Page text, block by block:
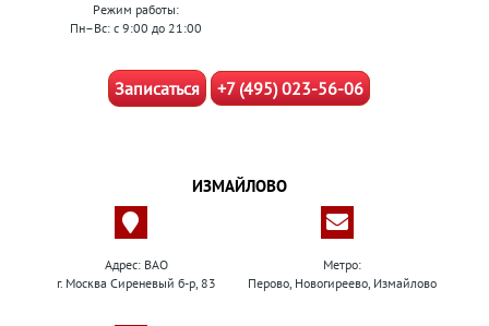
Режим работы:
Пн–Вс: с 9:00 до 21:00
Записаться +7 (495) 023-56-06
ИЗМАЙЛОВО
Адрес: ВАО
г. Москва Сиреневый б-р, 83
Метро:
Перово, Новогиреево, Измайлово